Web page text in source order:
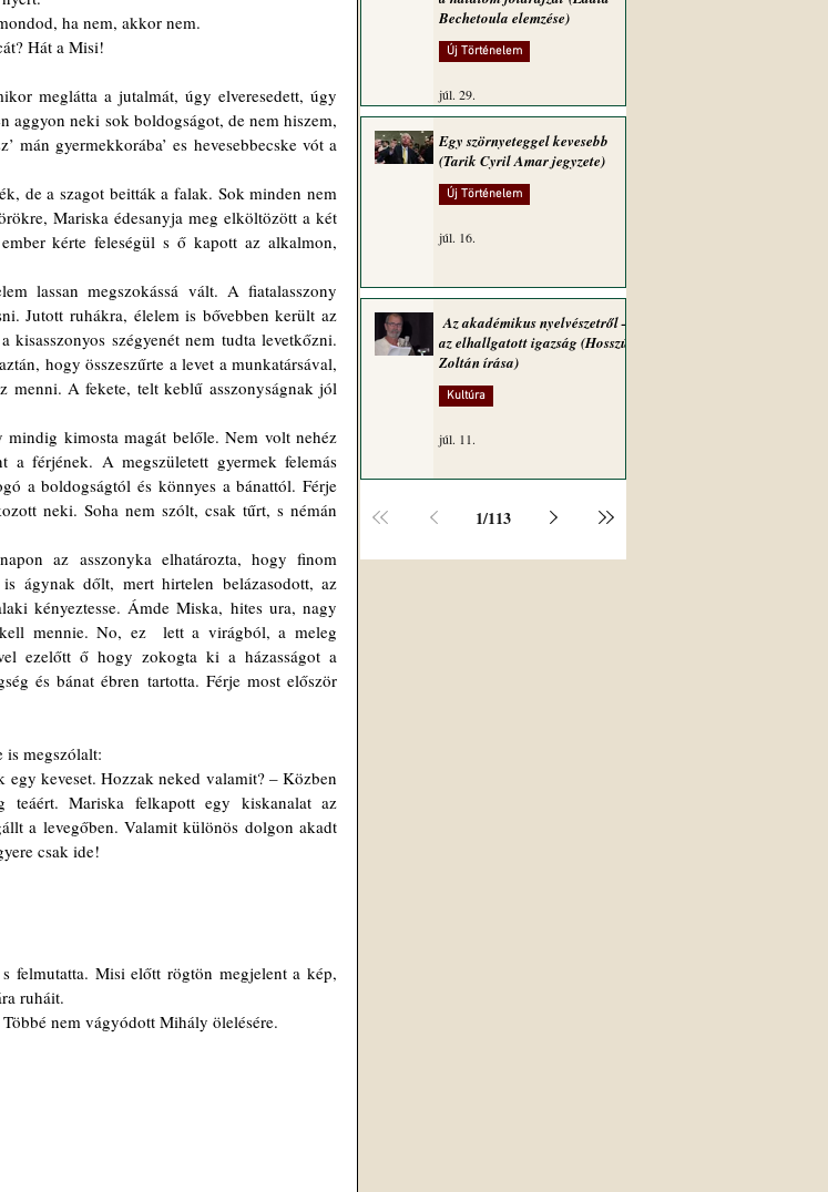
ha nem, akkor nem.
Hát a Misi!
neki sok boldogságot, de nem hiszem,
gyermekkorába’ es hevesebbecske vót a
Mariska édesanyja meg elköltözött a két
kérte feleségül s ő kapott az alkalmon,
Jutott ruhákra, élelem is bővebben került az
szégyenét nem tudta levetkőzni.
hogy összeszűrte a levet a munkatársával,
menni. A fekete, telt keblű asszonyságnak jól
a férjének. A megszületett gyermek felemás
a boldogságtól és könnyes a bánattól. Férje
neki. Soha nem szólt, csak tűrt, s némán
ágynak dőlt, mert hirtelen belázasodott, az
kényeztesse. Ámde Miska, hites ura, nagy
mennie. No, ez  lett a virágból, a meleg
ezelőtt ő hogy zokogta ki a házasságot a
és bánat ébren tartotta. Férje most először
is megszólalt:
Mariska felkapott egy kiskanalat az
a levegőben. Valamit különös dolgon akadt
csak ide!
ruháit.
Többé nem vágyódott Mihály ölelésére.
Bechetoula elemzése)
Új Történelem
júl. 29.
Egy szörnyeteggel kevesebb
(Tarik Cyril Amar jegyzete)
Új Történelem
júl. 16.
Az akadémikus nyelvészetről –
az elhallgatott igazság (Hosszú
Zoltán írása)
Kultúra
júl. 11.
1/113